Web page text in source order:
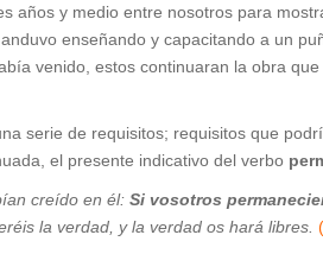
años y medio entre nosotros para
enseñando y capacitando a un
venido, estos continuaran la obra
serie de requisitos; requisitos que
el presente indicativo del verbo
creído en él: Si vosotros
la verdad, y la verdad os hará libres.